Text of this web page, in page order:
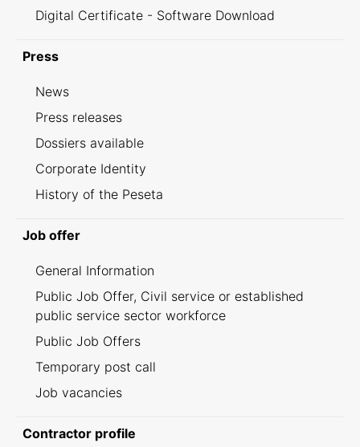
Digital Certificate - Software Download
Press
News
Press releases
Dossiers available
Corporate Identity
History of the Peseta
Job offer
General Information
Public Job Offer, Civil service or established
public service sector workforce
Public Job Offers
Temporary post call
Job vacancies
Contractor profile